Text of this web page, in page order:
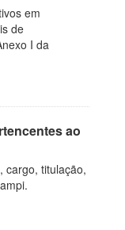
em
de
I da
ao
cargo, titulação,